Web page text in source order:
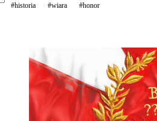
#historia #wiara #honor